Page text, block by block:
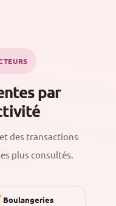
par
des transactions
plus consultés.
Boulangeries